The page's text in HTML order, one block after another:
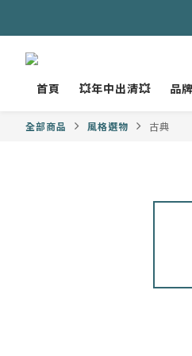
首頁 💥年中出清💥 品
全部商品 風格選物 古典